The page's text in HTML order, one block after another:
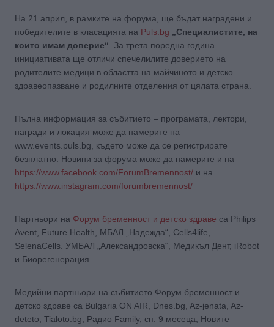
На 21 април, в рамките на форума, ще бъдат наградени и
победителите в класацията на Puls.bg „Специалистите, на
които имам доверие“. За трета поредна година
инициативата ще отличи спечелилите доверието на
родителите медици в областта на майчиното и детско
здравеопазване и родилните отделения от цялата страна.
Пълна информация за събитието – програмата, лектори,
награди и локация може да намерите на
www.events.puls.bg, където може да се регистрирате
безплатно. Новини за форума може да намерите и на
https://www.facebook.com/ForumBremennost/ и на
https://www.instagram.com/forumbremennost/
Партньори на Форум бременност и детско здраве са Philips
Avent, Future Health, МБАЛ „Надежда“, Cells4life,
SelenaCells. УМБАЛ „Александровска“, Медикъл Дент, iRobot
и Биорегенерация.
Медийни партньори на събитието Форум бременност и
детско здраве са Bulgaria ON AIR, Dnes.bg, Az-jenata, Az-
deteto, Tialoto.bg; Радио Family, сп. 9 месеца; Новите